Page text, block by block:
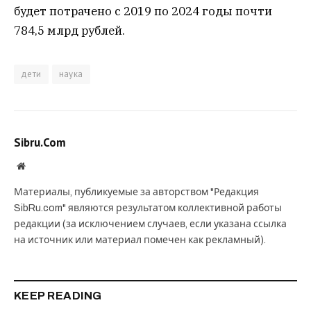
будет потрачено с 2019 по 2024 годы почти
784,5 млрд рублей.
дети наука
Sibru.Com
Website
Материалы, публикуемые за авторством "Редакция
SibRu.com" являются результатом коллективной работы
редакции (за исключением случаев, если указана ссылка
на источник или материал помечен как рекламный).
KEEP READING